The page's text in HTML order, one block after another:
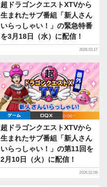
超ドラゴンクエストXTVから
生まれたサブ番組「新人さん
いらっしゃい！」の緊急特番
を3月18日（水）に配信！
2026.03.17
ゲーム DQX
超ドラゴンクエストXTVから
生まれたサブ番組「新人さん
いらっしゃい！」の第11回を
2月10日（火）に配信！
2026.02.09